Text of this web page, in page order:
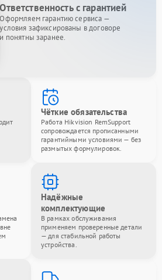
Ответственность с гарантией
Оформляем гарантию сервиса —
условия зафиксированы в договоре
и понятны заранее.
Чёткие обязательства
Работа Hikvision RemSupport
сопровождается прописанными
гарантийными условиями — без
размытых формулировок.
Надёжные
комплектующие
В рамках обслуживания
применяем проверенные детали
— для стабильной работы
устройства.